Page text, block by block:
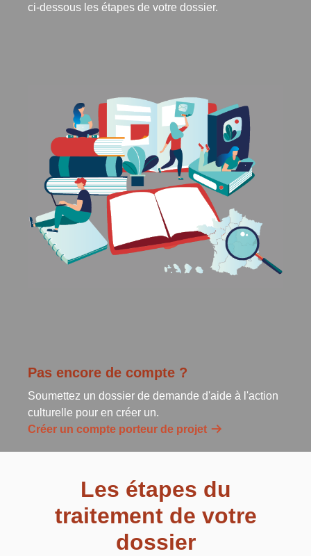
ci-dessous les étapes de votre dossier.
Pas encore de compte ?
Soumettez un dossier de demande d'aide à l'action
culturelle pour en créer un.
Créer un compte porteur de projet
Les étapes du
traitement de votre
dossier